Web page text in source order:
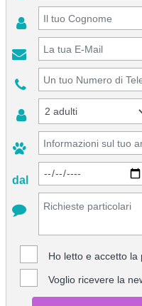
dal
Ho letto e accetto la
Voglio ricevere la